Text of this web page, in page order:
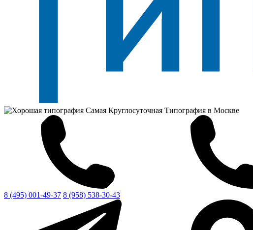
Самая Круглосуточная Типография в Москве
8 (495) 001-49-37 8 (958) 538-30-43